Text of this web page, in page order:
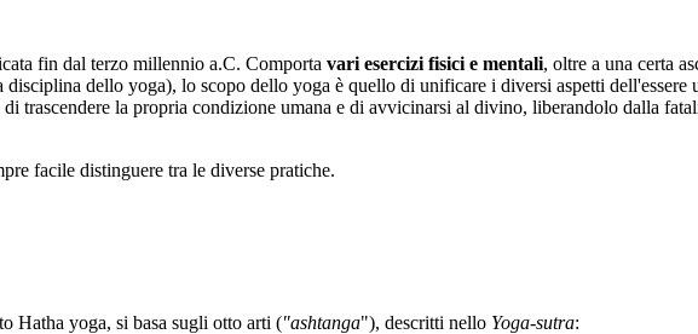
fin dal terzo millennio a.C. Comporta vari esercizi fisici e mentali, oltre a una certa
disciplina dello yoga), lo scopo dello yoga è quello di unificare i diversi aspetti
trascendere la propria condizione umana e di avvicinarsi al divino, liberandolo dalla
facile distinguere tra le diverse pratiche.
Hatha yoga, si basa sugli otto arti ("ashtanga"), descritti nello Yoga-sutra: